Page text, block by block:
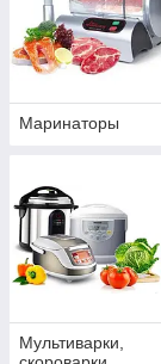
Маринаторы
Мультиварки,